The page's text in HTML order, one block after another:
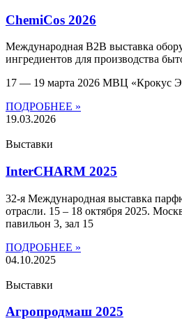
ChemiCos 2026
Международная B2B выставка
ингредиентов для производства
17 — 19 марта 2026 МВЦ «Крокус
ПОДРОБНЕЕ »
19.03.2026
Выставки
InterCHARM 2025
32-я Международная выставка
отрасли. 15 – 18 октября 2025.
павильон 3, зал 15
ПОДРОБНЕЕ »
04.10.2025
Выставки
Агропродмаш 2025